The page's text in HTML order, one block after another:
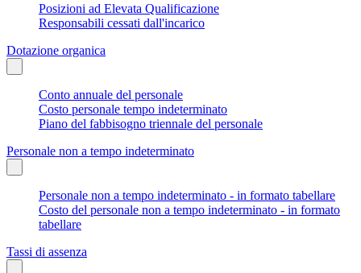
Posizioni ad Elevata Qualificazione
Responsabili cessati dall'incarico
Dotazione organica
Conto annuale del personale
Costo personale tempo indeterminato
Piano del fabbisogno triennale del personale
Personale non a tempo indeterminato
Personale non a tempo indeterminato - in formato tabellare
Costo del personale non a tempo indeterminato - in formato
tabellare
Tassi di assenza